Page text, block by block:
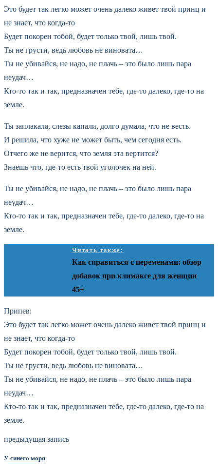
Это будет так легко может очень далеко живет твой принц и
не знает, что когда-то
Будет покорен тобой, будет только твой, лишь твой.
Ты не грусти, ведь любовь не виновата…
Ты не убивайся, не надо, не плачь – это было лишь пара
неудач…
Кто-то так и так, предназначен тебе, где-то далеко, где-то на
земле.
Ты заплакала, слезы капали, долго думала, что не весть.
И решила, что хуже не может быть, чем сегодня есть.
Отчего же не верится, что земля эта вертится?
Знаешь что, где-то есть твой уголочек на ней.
Ты не убивайся, не надо, не плачь – это было лишь пара
неудач…
Кто-то так и так, предназначен тебе, где-то далеко, где-то на
земле.
Читать также:
Как справиться с переменами: обзор
добавок при климаксе для женщин
45+
Припев:
Это будет так легко может очень далеко живет твой принц и
не знает, что когда-то
Будет покорен тобой, будет только твой, лишь твой.
Ты не грусти, ведь любовь не виновата…
Ты не убивайся, не надо, не плачь – это было лишь пара
неудач…
Кто-то так и так, предназначен тебе, где-то далеко, где-то на
земле.
предыдущая запись
У синего моря